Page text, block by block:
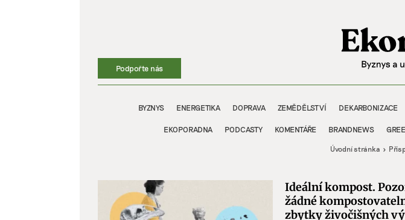
Podpořte nás
BYZNYS ENERGETIKA DOPRAVA ZEMĚDĚLSTVÍ DEKARBONIZACE
EKOPORADNA PODCASTY KOMENTÁŘE BRANDNEWS
Úvodní stránka
Ideální kompost.
žádné
zbytky živočišných